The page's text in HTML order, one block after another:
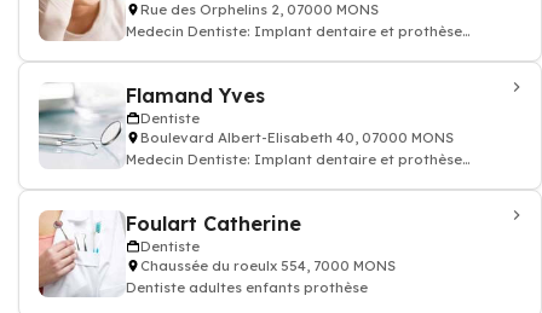
Rue des Orphelins 2, 07000 MONS
Medecin Dentiste: Implant dentaire et prothèse
Flamand Yves
Dentiste
Boulevard Albert-Elisabeth 40, 07000 MONS
Medecin Dentiste: Implant dentaire et prothèse
Foulart Catherine
Dentiste
Chaussée du roeulx 554, 7000 MONS
Dentiste adultes enfants prothèse